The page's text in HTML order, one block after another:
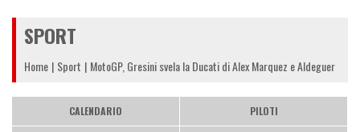
SPORT
Home Sport MotoGP, Gresini svela la Ducati di Alex Marquez e Aldeguer
CALENDARIO PILOTI